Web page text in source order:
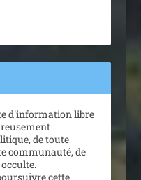
d'information libre
de toute
communauté, de
cette